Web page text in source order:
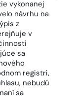
vykonanej
návrhu na
z
v
sa
registri,
nebudú
sa